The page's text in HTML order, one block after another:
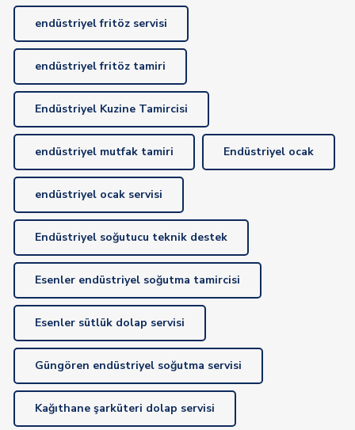
endüstriyel fritöz servisi
endüstriyel fritöz tamiri
Endüstriyel Kuzine Tamircisi
endüstriyel mutfak tamiri Endüstriyel ocak
endüstriyel ocak servisi
Endüstriyel soğutucu teknik destek
Esenler endüstriyel soğutma tamircisi
Esenler sütlük dolap servisi
Güngören endüstriyel soğutma servisi
Kağıthane şarküteri dolap servisi